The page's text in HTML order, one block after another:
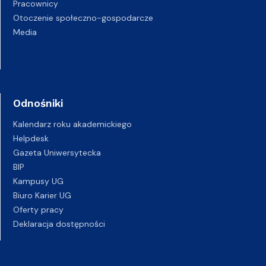
Pracownicy
Otoczenie społeczno-gospodarcze
Media
Odnośniki
Kalendarz roku akademickiego
Helpdesk
Gazeta Uniwersytecka
BIP
Kampusy UG
Biuro Karier UG
Oferty pracy
Deklaracja dostępności